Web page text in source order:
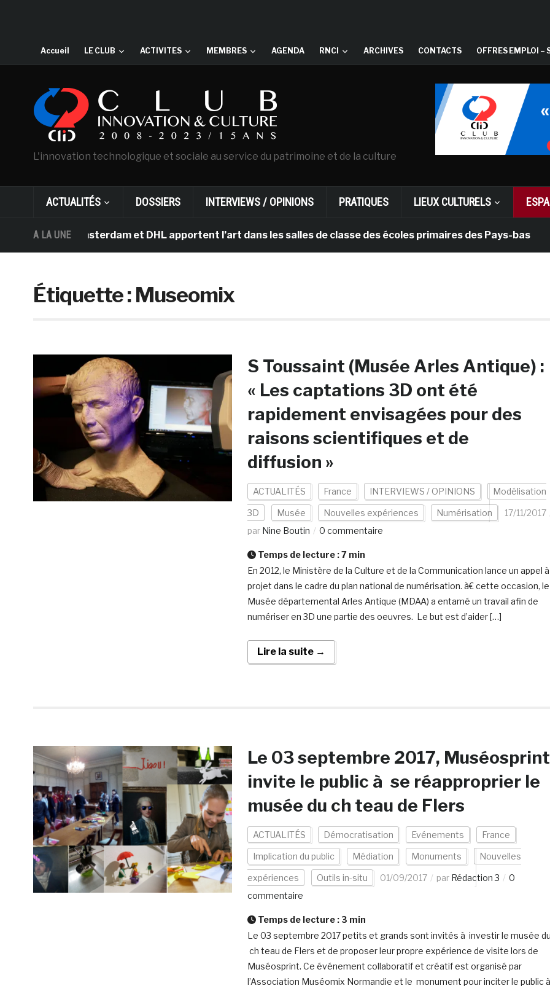
Accueil LE CLUB ACTIVITES MEMBRES AGENDA RNCI ARCHIVES CONTACTS OFFRES EMPLOI –
L'innovation technologique et sociale au service du patrimoine et de la culture
ACTUALITÉS DOSSIERS INTERVIEWS / OPINIONS PRATIQUES LIEUX CULTURELS
A LA UNE
d’Amsterdam et DHL apportent l’art dans les salles de classe des écoles primaires des Pays-bas il y a
Étiquette :Museomix
S Toussaint (Musée Arles Antique) :
« Les captations 3D ont été
rapidement envisagées pour des
raisons scientifiques et de
diffusion »
ACTUALITÉS France INTERVIEWS / OPINIONS Modélisation
3D Musée Nouvelles expériences Numérisation
17/11/2017
par Nine Boutin 0 commentaire
Temps de lecture :7 min
En 2012, le Ministère de la Culture et de la Communication lance un appel
projet dans le cadre du plan national de numérisation. à€ cette occasion, le
Musée départemental Arles Antique (MDAA) a entamé un travail afin de
numériser en 3D une partie des oeuvres. Le but est d’aider […]
Lire la suite →
Le 03 septembre 2017, Muséosprint
invite le public à se réapproprier le
musée du ch teau de Flers
ACTUALITÉS Démocratisation Evénements France
Implication du public Médiation Monuments Nouvelles
expériences Outils in-situ 01/09/2017 par Rédaction 3
0
commentaire
Temps de lecture : 3 min
Le 03 septembre 2017 petits et grands sont invités à investir le musée
ch teau de Flers et de proposer leur propre expérience de visite lors de
Muséosprint. Ce événement collaboratif et créatif est organisé par
l’Association Muséomix Normandie et le monument pour inciter le public